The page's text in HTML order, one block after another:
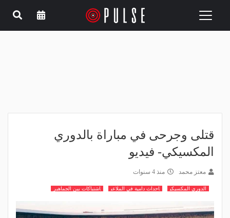
Toggle
قتلى وجرحى في مباراة بالدوري
المكسيكي- فيديو
معتز محمد منذ 4 سنوات
الدوري المكسيكي احداث دامية في الملاعب اشتباكات بين الجماهير